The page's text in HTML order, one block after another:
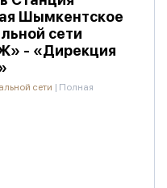
Шымкентское
сети
- «Дирекция
сети | Полная